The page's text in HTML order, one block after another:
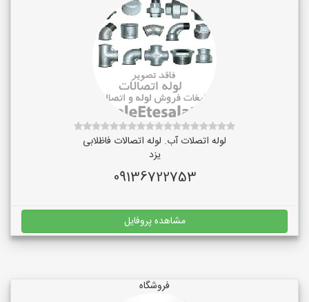
لوله اتصلات آب. لوله اتصالات فاظلابی
یزد
09136722753
مشاهده پروفایل
فروشگاه